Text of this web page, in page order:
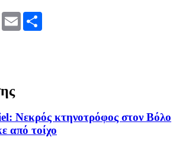
WhatsApp
Email
Νεκρός κτηνοτρόφος στον Βόλο
από τοίχο